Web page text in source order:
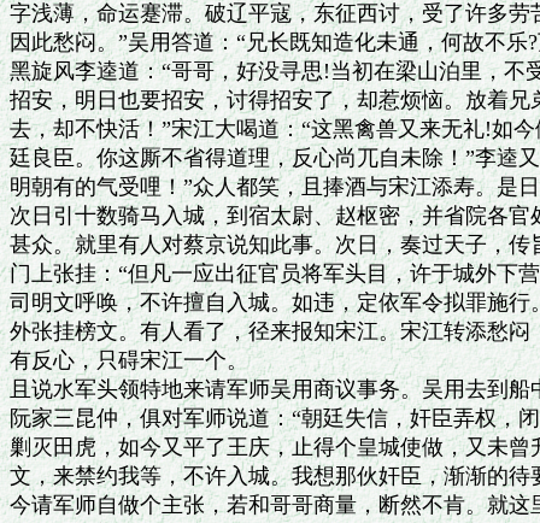
字浅薄，命运蹇滞。破辽平寇，东征西讨，受了许多
因此愁闷。”吴用答道：“兄长既知造化未通，何故不乐
黑旋风李逵道：“哥哥，好没寻思!当初在梁山泊里，不
招安，明日也要招安，讨得招安了，却惹烦恼。放着
去，却不快活！”宋江大喝道：“这黑禽兽又来无礼!如
廷良臣。你这厮不省得道理，反心尚兀自未除！”李逵
明朝有的气受哩！”众人都笑，且捧酒与宋江添寿。是
次日引十数骑马入城，到宿太尉、赵枢密，并省院各
甚众。就里有人对蔡京说知此事。次日，奏过天子，
门上张挂：“但凡一应出征官员将军头目，许于城外下
司明文呼唤，不许擅自入城。如违，定依军令拟罪施行
外张挂榜文。有人看了，径来报知宋江。宋江转添愁
有反心，只碍宋江一个。
且说水军头领特地来请军师吴用商议事务。吴用去到
阮家三昆仲，俱对军师说道：“朝廷失信，奸臣弄权，
剿灭田虎，如今又平了王庆，止得个皇城使做，又未
文，来禁约我等，不许入城。我想那伙奸臣，渐渐的
今请军师自做个主张，若和哥哥商量，断然不肯。就